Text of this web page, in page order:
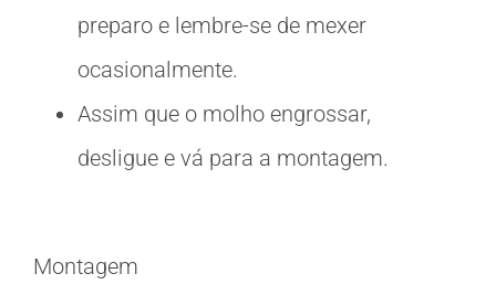
preparo e lembre-se de mexer
ocasionalmente.
Assim que o molho engrossar,
desligue e vá para a montagem.
Montagem